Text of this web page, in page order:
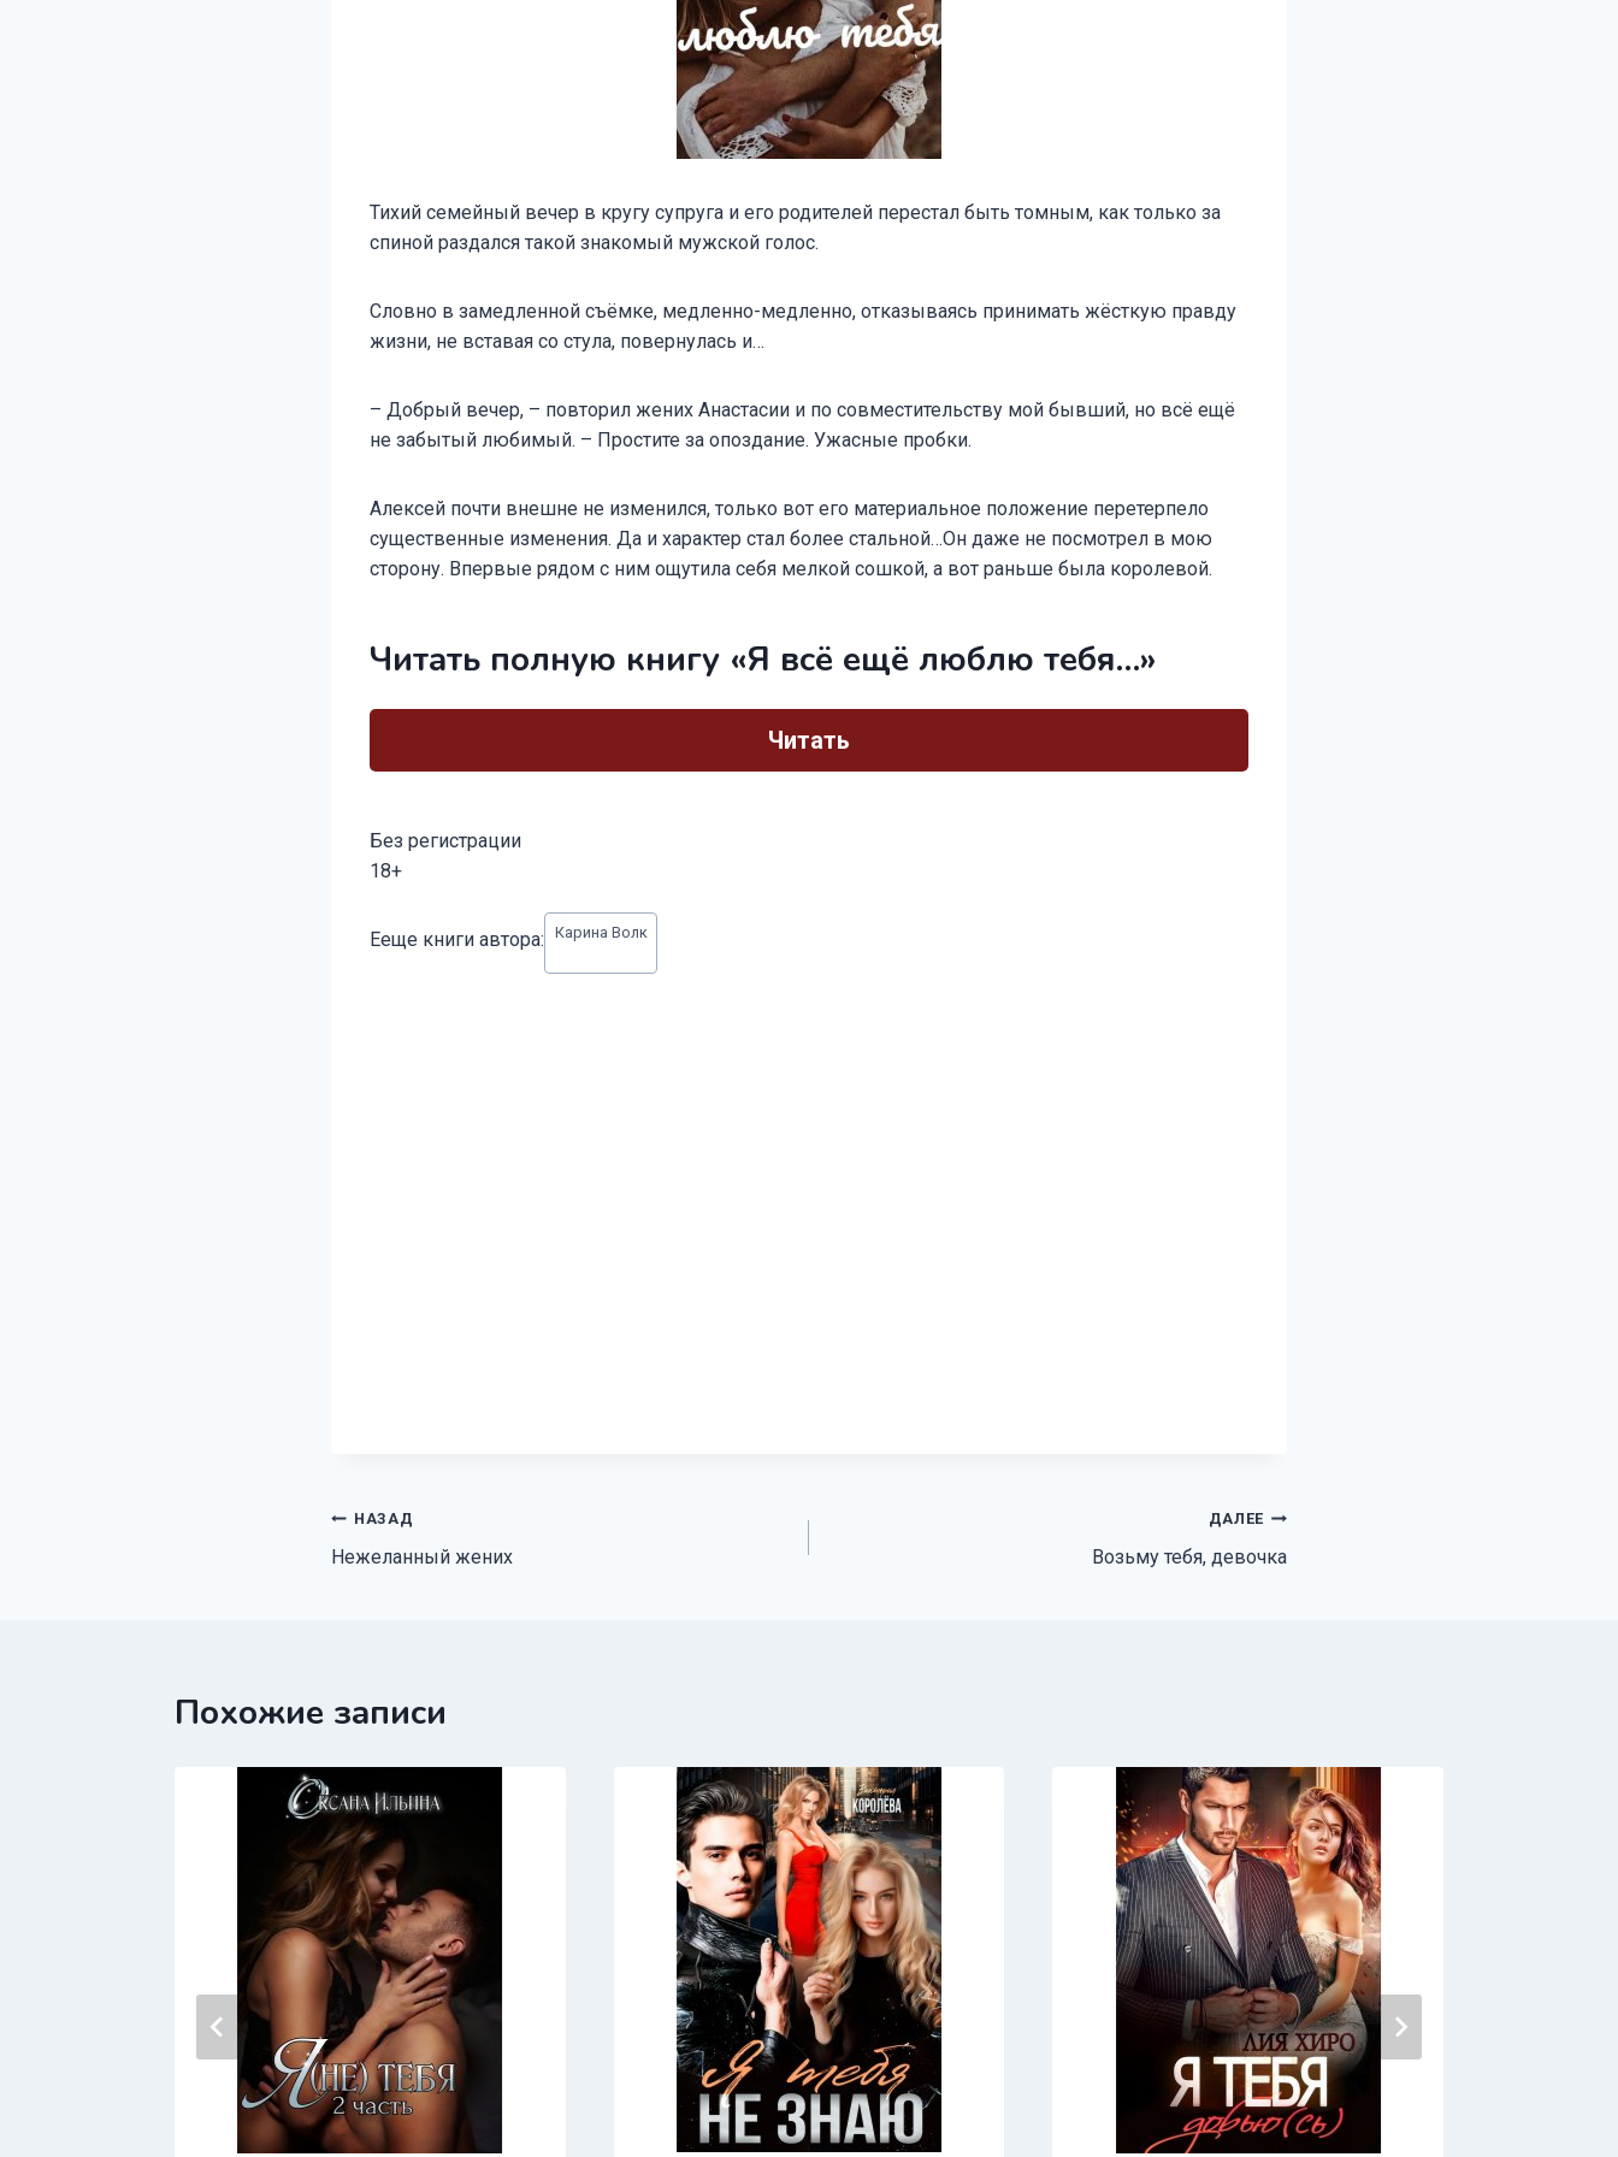
Тихий семейный вечер в кругу супруга и его родителей перестал быть томным, как только за
спиной раздался такой знакомый мужской голос.
Словно в замедленной съёмке, медленно-медленно, отказываясь принимать жёсткую правду
жизни, не вставая со стула, повернулась и…
– Добрый вечер, – повторил жених Анастасии и по совместительству мой бывший, но всё ещё
не забытый любимый. – Простите за опоздание. Ужасные пробки.
Алексей почти внешне не изменился, только вот его материальное положение перетерпело
существенные изменения. Да и характер стал более стальной…Он даже не посмотрел в мою
сторону. Впервые рядом с ним ощутила себя мелкой сошкой, а вот раньше была королевой.
Читать полную книгу «Я всё ещё люблю тебя…»
Читать
Без регистрации
18+
записи:
Ееще книги автора: Карина Волк
Навигация
по
НАЗАД
Нежеланный жених
ДАЛЕЕ
Возьму тебя, девочка
Похожие записи